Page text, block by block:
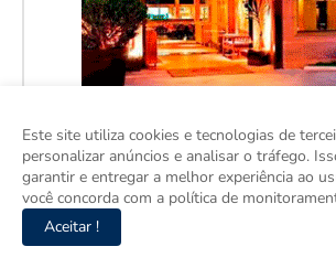
Este site utiliza cookies e tecnologias de
personalizar anúncios e analisar o tráfego.
garantir e entregar a melhor experiência ao
você concorda com a política de
Aceitar !